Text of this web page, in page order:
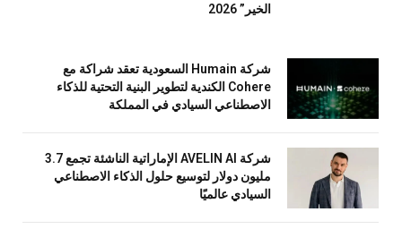
الخير” 2026
شركة Humain السعودية تعقد شراكة مع
Cohere الكندية لتطوير البنية التحتية للذكاء
الاصطناعي السيادي في المملكة
شركة AVELIN AI الإماراتية الناشئة تجمع 3.7
مليون دولار لتوسيع حلول الذكاء الاصطناعي
السيادي عالميًا